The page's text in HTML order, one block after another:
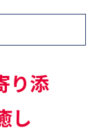
り添
し